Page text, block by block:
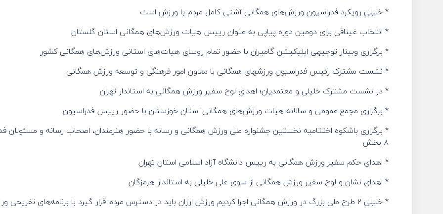
* خلیلی رویکرد فدراسیون ورزش‌های همگانی آشتی کامل مردم با ورزش است
* انتخاب غیناقی برای دومین دوره پیاپی به عنوان رییس هیات ورزش‌های همگانی استان گلستان
* برگزاری وبینار توجیهی اپلیکیشن گامیران با حضور تمام روسای هیات‌های استانی ورزش‌های همگانی کشور
* نشست مشترک رئیس فدراسیون ورزشهای همگانی با معاون امور فرهنگی و توسعه ورزش همگانی
* در نشست مشترک خلیلی و معتمدیان؛ اهدای لوح سفیر ورزش همگانی به استاندار تهران
* برگزاری مجمع عمومی و سالانه هیات ورزش‌های همگانی استان خوزستان با حضور رییس فدراسیون
* برگزاری باشکوه اختتامیه نخستین جشنواره ملی ورزش همگانی و رسانه با حضور هنرمندان، اصحاب رسانه و مسئولان
۸ بخش
* اهدای حکم سفیر ورزش همگانی به رییس دانشگاه آزاد اسلامی استان تهران
* اهدای نشان و لوح سفیر ورزش همگانی از سوی علی خلیلی به استاندار هرمزگان
* خلیلی ۲ طرح ملی بزرگ در ورزش همگانی اجرا کردیم ورزش ارزان باید در دسترس مردم قرار گیرد با برنامه‌های تفریحی ورزش را به جمع خانواده‌ها خواهیم برد